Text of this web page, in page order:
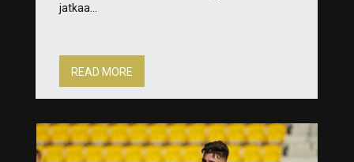
jatkaa...
READ MORE